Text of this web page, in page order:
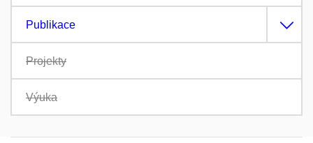
Publikace
Projekty
Výuka